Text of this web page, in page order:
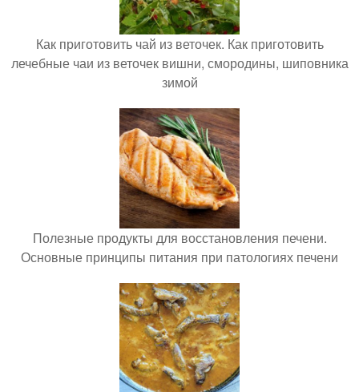
Как приготовить чай из веточек. Как приготовить
лечебные чаи из веточек вишни, смородины, шиповника
зимой
Полезные продукты для восстановления печени.
Основные принципы питания при патологиях печени